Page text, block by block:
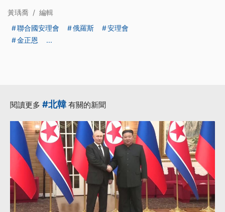
黃瑀喬 / 編輯
聯合國安理會
俄羅斯
安理會
金正恩
...
閱讀更多 #北韓 有關的新聞